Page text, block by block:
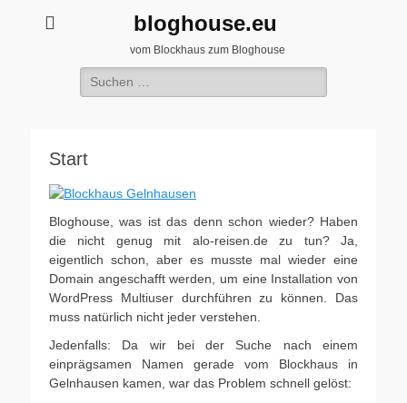
bloghouse.eu
vom Blockhaus zum Bloghouse
Suche
nach:
Start
Bloghouse, was ist das denn schon wieder? Haben
die nicht genug mit alo-reisen.de zu tun? Ja,
eigentlich schon, aber es musste mal wieder eine
Domain angeschafft werden, um eine Installation von
WordPress Multiuser durchführen zu können. Das
muss natürlich nicht jeder verstehen.
Jedenfalls: Da wir bei der Suche nach einem
einprägsamen Namen gerade vom Blockhaus in
Gelnhausen kamen, war das Problem schnell gelöst: